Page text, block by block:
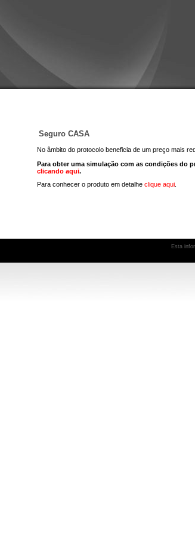
Seguro CASA
No âmbito do protocolo beneficia de um preço mais
Para obter uma simulação com as condições do
clicando aqui.
Para conhecer o produto em detalhe clique aqui
Esta